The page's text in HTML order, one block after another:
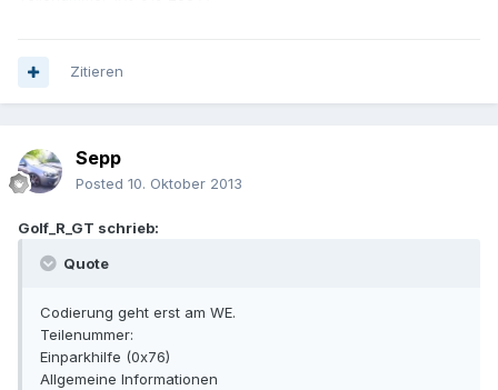
Zitieren
Sepp
Posted 10. Oktober 2013
Golf_R_GT schrieb:
Quote
Codierung geht erst am WE.
Teilenummer:
Einparkhilfe (0x76)
Allgemeine Informationen